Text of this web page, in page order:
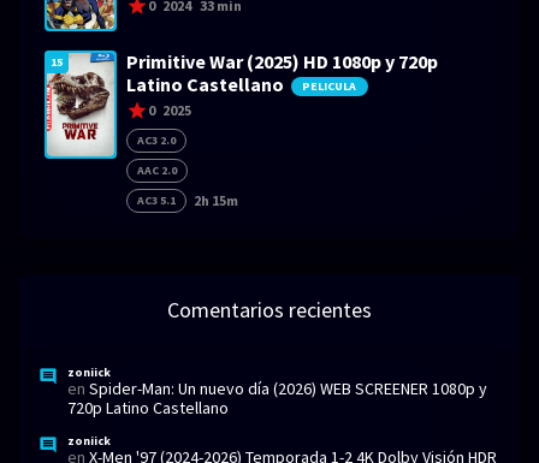
0 2024 33 min
15
Primitive War (2025) HD 1080p y 720p
Latino Castellano
PELICULA
0 2025
AC3 2.0
AAC 2.0
AC3 5.1
2h 15m
Comentarios recientes
zoniick
en Spider-Man: Un nuevo día (2026) WEB SCREENER 1080p y
720p Latino Castellano
zoniick
en X-Men '97 (2024-2026) Temporada 1-2 4K Dolby Visión HDR